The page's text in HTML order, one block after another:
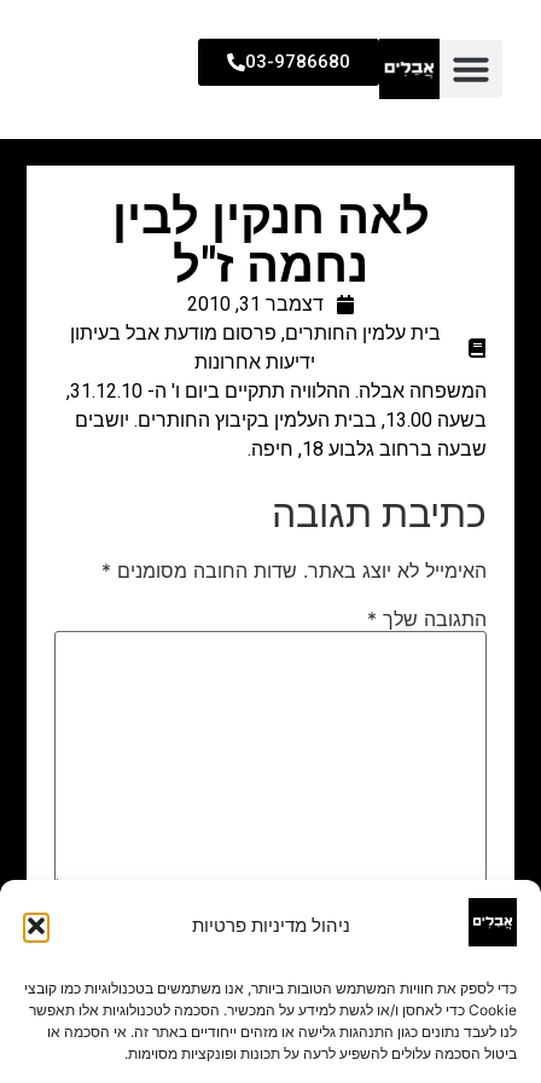
ניהול מדיניות פרטיות
כדי לספק את חוויות המשתמש הטובות ביותר, אנו משתמשים בטכנולוגיות כמו קובצי
Cookie כדי לאחסן ו/או לגשת למידע על המכשיר. הסכמה לטכנולוגיות אלו תאפשר
לנו לעבד נתונים כגון התנהגות גלישה או מזהים ייחודיים באתר זה. אי הסכמה או
ביטול הסכמה עלולים להשפיע לרעה על תכונות ופונקציות מסוימות.
03-9786680
לאה חנקין לבין
נחמה ז"ל
דצמבר 31, 2010
בית עלמין החותרים, פרסום מודעת אבל בעיתון
ידיעות אחרונות
המשפחה אבלה. ההלוויה תתקיים ביום ו' ה- 31.12.10,
בשעה 13.00, בבית העלמין בקיבוץ החותרים. יושבים
שבעה ברחוב גלבוע 18, חיפה.
כתיבת תגובה
האימייל לא יוצג באתר. שדות החובה מסומנים *
התגובה שלך *
שם
אימייל*